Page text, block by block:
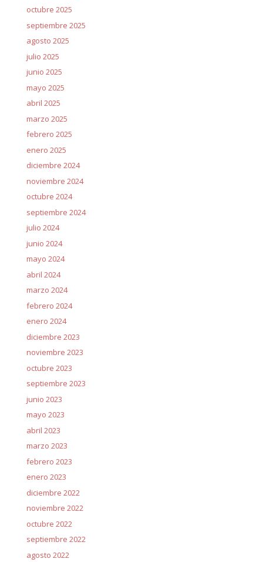
octubre 2025
septiembre 2025
agosto 2025
julio 2025
junio 2025
mayo 2025
abril 2025
marzo 2025
febrero 2025
enero 2025
diciembre 2024
noviembre 2024
octubre 2024
septiembre 2024
julio 2024
junio 2024
mayo 2024
abril 2024
marzo 2024
febrero 2024
enero 2024
diciembre 2023
noviembre 2023
octubre 2023
septiembre 2023
junio 2023
mayo 2023
abril 2023
marzo 2023
febrero 2023
enero 2023
diciembre 2022
noviembre 2022
octubre 2022
septiembre 2022
agosto 2022